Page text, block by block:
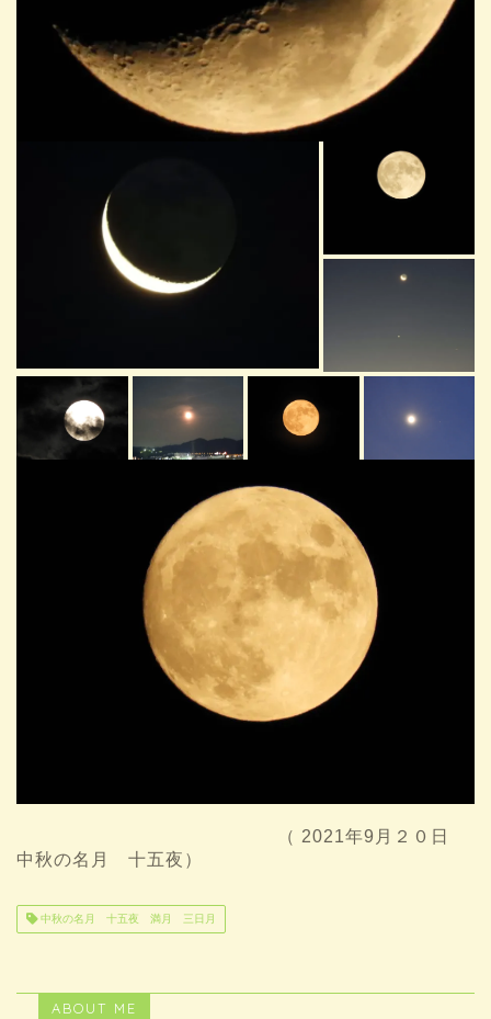
（ 2021年9月２０日
中秋の名月 十五夜）
中秋の名月 十五夜 満月 三日月
ABOUT ME